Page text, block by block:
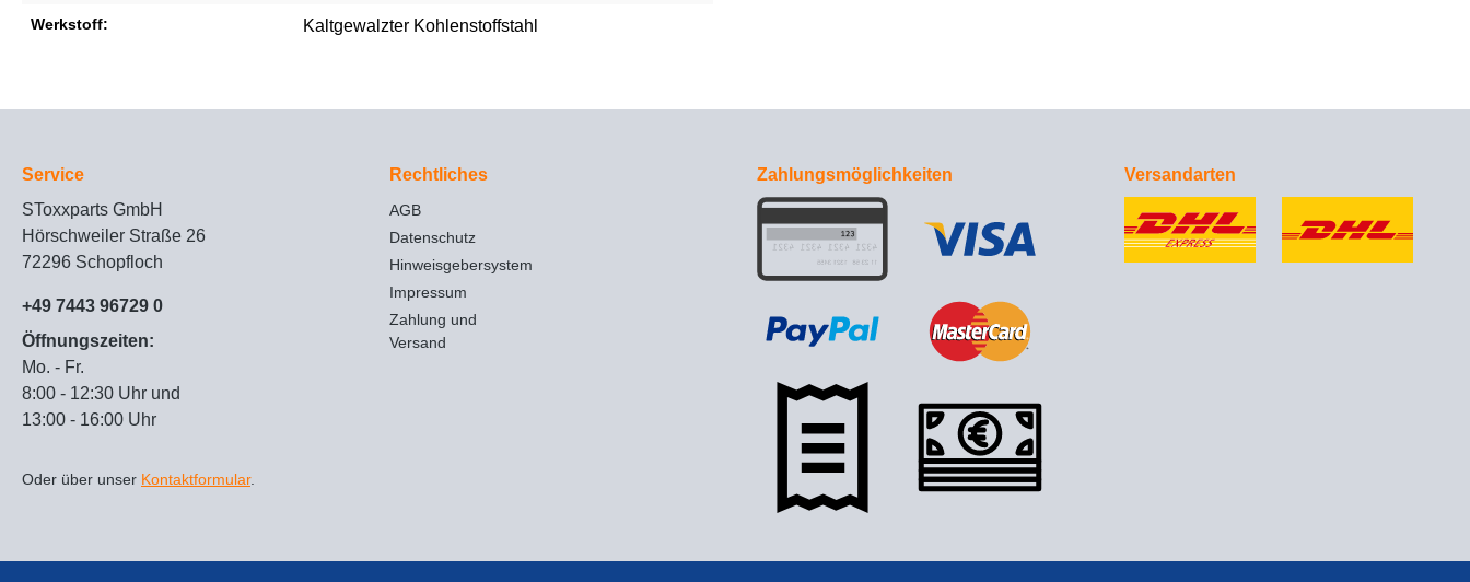
Werkstoff: Kaltgewalzter Kohlenstoffstahl
Service
SToxxparts GmbH
Hörschweiler Straße 26
72296 Schopfloch
+49 7443 96729 0
Öffnungszeiten:
Mo. - Fr.
8:00 - 12:30 Uhr und
13:00 - 16:00 Uhr
Oder über unser Kontaktformular.
Rechtliches
AGB
Datenschutz
Hinweisgebersystem
Impressum
Zahlung und
Versand
Zahlungsmöglichkeiten Versandarten